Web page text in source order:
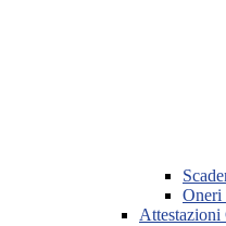
Oneri
Attestazioni